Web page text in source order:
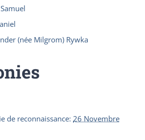
(née Milgrom) Rywka
de reconnaissance: 26 Novembre